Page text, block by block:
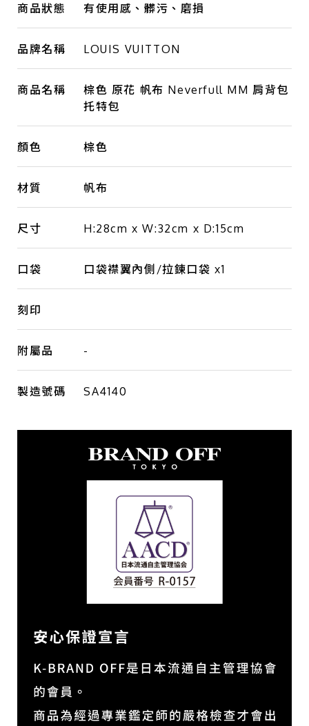
商品狀態 有使用感、髒污、磨損
品牌名稱 LOUIS VUITTON
商品名稱
棕色 原花 帆布 Neverfull MM 肩背包
托特包
顏色 棕色
材質 帆布
尺寸 H:28cm x W:32cm x D:15cm
口袋 口袋襟翼內側/拉鍊口袋 x1
刻印
附屬品 -
製造號碼 SA4140